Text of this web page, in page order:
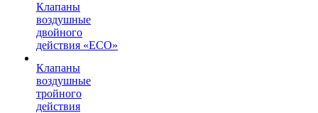
Клапаны
воздушные
двойного
действия «ECO»
Клапаны
воздушные
тройного
действия